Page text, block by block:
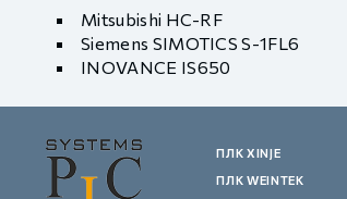
Mitsubishi HC-RF
Siemens SIMOTICS S-1FL6
INOVANCE IS650
ПЛК XINJE
ПЛК WEINTEK